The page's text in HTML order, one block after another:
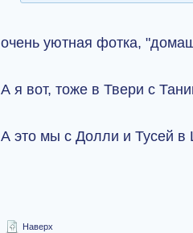
очень уютная фотка,
А я вот, тоже в Твери с
А это мы с Долли и Тусей в
Наверх